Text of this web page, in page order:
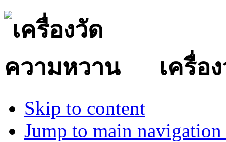
เครื่อ
Skip to content
Jump to main